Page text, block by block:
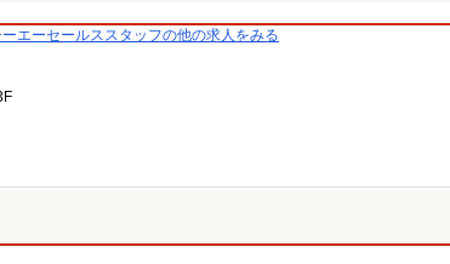
エーセールススタッフの他の求人をみる